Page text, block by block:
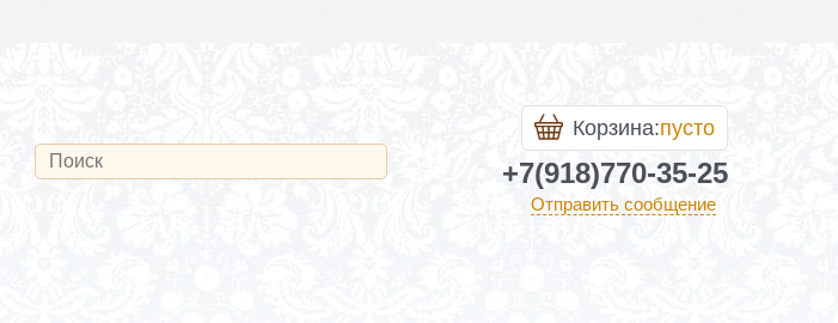
Корзина:пусто
+7(918)770-35-25
Отправить сообщение